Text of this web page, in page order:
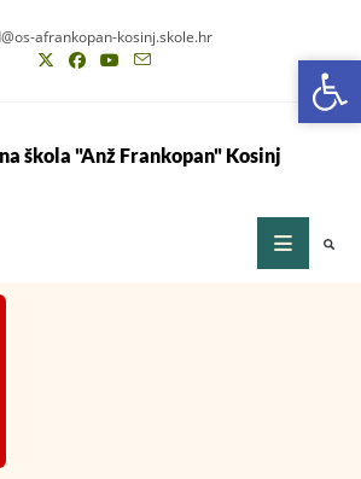
afrankopan-kosinj.skole.hr
škola "Anž Frankopan" Kosinj